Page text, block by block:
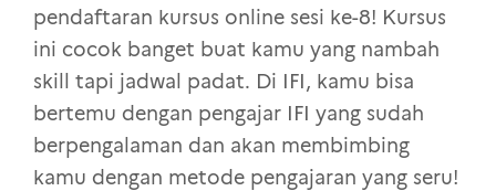
pendaftaran kursus online sesi ke-8! Kursus
ini cocok banget buat kamu yang nambah
skill tapi jadwal padat. Di IFI, kamu bisa
bertemu dengan pengajar IFI yang sudah
berpengalaman dan akan membimbing
kamu dengan metode pengajaran yang seru!